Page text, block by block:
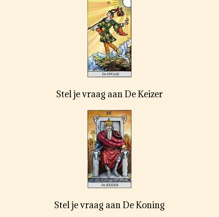
Stel je vraag aan De Keizer
Stel je vraag aan De Koning